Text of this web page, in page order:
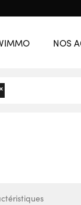
NOS